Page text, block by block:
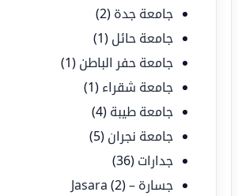
جامعة جدة (2)
جامعة حائل (1)
جامعة حفر الباطن (1)
جامعة شقراء (1)
جامعة طيبة (4)
جامعة نجران (5)
جدارات (36)
جسارة – Jasara(2)